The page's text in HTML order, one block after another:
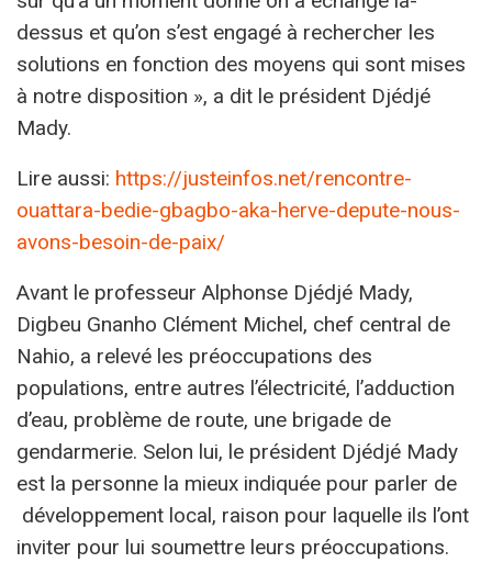
dessus et qu’on s’est engagé à rechercher les
solutions en fonction des moyens qui sont mises
à notre disposition », a dit le président Djédjé
Mady.
Lire aussi: https://justeinfos.net/rencontre-
ouattara-bedie-gbagbo-aka-herve-depute-nous-
avons-besoin-de-paix/
Avant le professeur Alphonse Djédjé Mady,
Digbeu Gnanho Clément Michel, chef central de
Nahio, a relevé les préoccupations des
populations, entre autres l’électricité, l’adduction
d’eau, problème de route, une brigade de
gendarmerie. Selon lui, le président Djédjé Mady
est la personne la mieux indiquée pour parler de
développement local, raison pour laquelle ils l’ont
inviter pour lui soumettre leurs préoccupations.